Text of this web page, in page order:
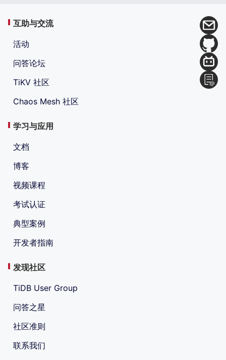
互助与交流
活动
问答论坛
TiKV 社区
Chaos Mesh 社区
学习与应用
文档
博客
视频课程
考试认证
典型案例
开发者指南
发现社区
TiDB User Group
问答之星
社区准则
联系我们